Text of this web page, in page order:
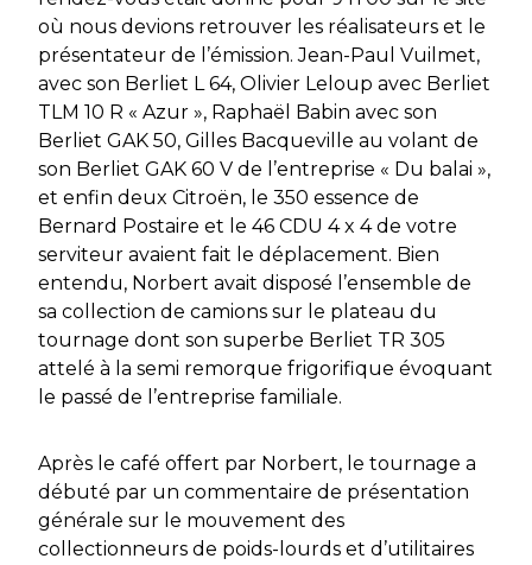
où nous devions retrouver les réalisateurs et le
présentateur de l’émission. Jean-Paul Vuilmet,
avec son Berliet L 64, Olivier Leloup avec Berliet
TLM 10 R « Azur », Raphaël Babin avec son
Berliet GAK 50, Gilles Bacqueville au volant de
son Berliet GAK 60 V de l’entreprise « Du balai »,
et enfin deux Citroën, le 350 essence de
Bernard Postaire et le 46 CDU 4 x 4 de votre
serviteur avaient fait le déplacement. Bien
entendu, Norbert avait disposé l’ensemble de
sa collection de camions sur le plateau du
tournage dont son superbe Berliet TR 305
attelé à la semi remorque frigorifique évoquant
le passé de l’entreprise familiale.
Après le café offert par Norbert, le tournage a
débuté par un commentaire de présentation
générale sur le mouvement des
collectionneurs de poids-lourds et d’utilitaires